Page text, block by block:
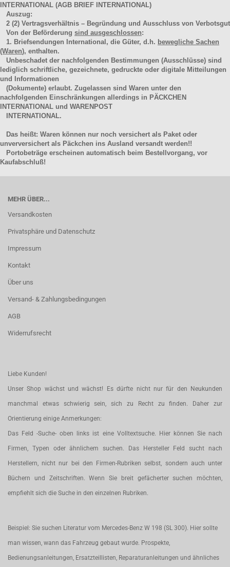
INTERNATIONAL (AGB BRIEF INTERNATIONAL)
Auszug:
2 (2) Vertragsverhältnis – Begründung und Ausschluss von Verbotsgut
Von der Beförderung sind ausgeschlossen:
1. Briefsendungen International, die Güter, d.h. bewegliche Sachen
(Waren), enthalten.
Unbeschadet der nachfolgenden Bestimmungen (Ausschlüsse) sind
lediglich schriftliche, gezeichnete, gedruckte oder digitale Mitteilungen
und Informationen
(Dokumente) erlaubt. Zugelassen sind Waren unter den
nachfolgenden Einschränkungen allerdings in PÄCKCHEN
INTERNATIONAL und WARENPOST
INTERNATIONAL.
Das heißt: Waren können nur noch versichert als Paket oder
unverversichert als Päckchen ins Ausland versandt werden!!
Portobeträge erscheinen automatisch beim Bestellvorgang, vor
Kaufabschluß!
MEHR ÜBER...
Versandkosten
Privatsphäre und Datenschutz
Impressum
Kontakt
Über uns
Versand- & Zahlungsbedingungen
AGB
Widerrufsrecht
Liebe Kunden!
Unser Shop wächst und wächst! Es dürfte nicht nur für den Neukunden
manchmal etwas schwierig sein, sich zu Recht zu finden. Daher zur
Orientierung einige Anmerkungen:
Das Feld -Suche- oben links ist eine Volltextsuche. Hier können Sie nach
Firmen, Typen oder ähnlichem suchen. Das Hersteller Feld sucht nach
Herstellern, nicht nur bei den Firmen-Rubriken selbst, sondern auch unter
Büchern und Zeitschriften. Wenn Sie breit gefächerter suchen möchten,
empfiehlt sich die Suche in den einzelnen Rubriken.
Beispiel: Sie suchen Literatur vom Mercedes-Benz W 198 (SL 300). Hier sollte
man wissen, wann das Fahrzeug gebaut wurde. Prospekte,
Bedienungsanleitungen, Ersatzteillisten, Reparaturanleitungen und ähnliches